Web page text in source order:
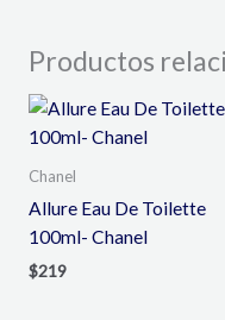
Productos
Chanel
Allure Eau De Toilette
100ml- Chanel
$219